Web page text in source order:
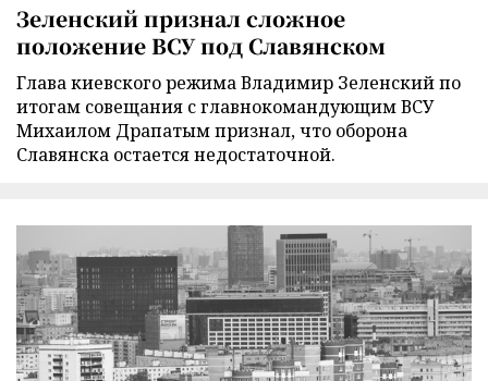
Зеленский признал сложное
положение ВСУ под Славянском
Глава киевского режима Владимир Зеленский по
итогам совещания с главнокомандующим ВСУ
Михаилом Драпатым признал, что оборона
Славянска остается недостаточной.